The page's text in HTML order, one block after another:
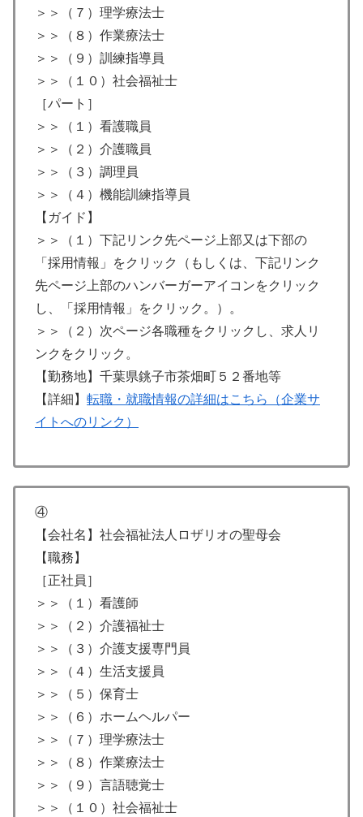
＞＞（７）理学療法士
＞＞（８）作業療法士
＞＞（９）訓練指導員
＞＞（１０）社会福祉士
［パート］
＞＞（１）看護職員
＞＞（２）介護職員
＞＞（３）調理員
＞＞（４）機能訓練指導員
【ガイド】
＞＞（１）下記リンク先ページ上部又は下部の
「採用情報」をクリック（もしくは、下記リンク
先ページ上部のハンバーガーアイコンをクリック
し、「採用情報」をクリック。）。
＞＞（２）次ページ各職種をクリックし、求人リ
ンクをクリック。
【勤務地】千葉県銚子市茶畑町５２番地等
【詳細】 転職・就職情報の詳細はこちら（企業サ
イトへのリンク）
④
【会社名】社会福祉法人ロザリオの聖母会
【職務】
［正社員］
＞＞（１）看護師
＞＞（２）介護福祉士
＞＞（３）介護支援専門員
＞＞（４）生活支援員
＞＞（５）保育士
＞＞（６）ホームヘルパー
＞＞（７）理学療法士
＞＞（８）作業療法士
＞＞（９）言語聴覚士
＞＞（１０）社会福祉士